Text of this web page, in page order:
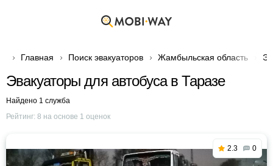
Главная Поиск эвакуаторов Жамбыльская область
Эвакуаторы для автобуса в Таразе
Найдено 1 служба
Рейтинг: 8 на основе 1 оценок
2.3 0